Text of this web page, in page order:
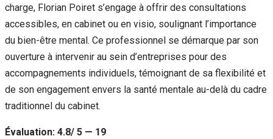
charge, Florian Poiret s’engage à offrir des consultations
accessibles, en cabinet ou en visio, soulignant l’importance
du bien-être mental. Ce professionnel se démarque par son
ouverture à intervenir au sein d’entreprises pour des
accompagnements individuels, témoignant de sa flexibilité et
de son engagement envers la santé mentale au-delà du cadre
traditionnel du cabinet.
Évaluation: 4.8/ 5 — 19